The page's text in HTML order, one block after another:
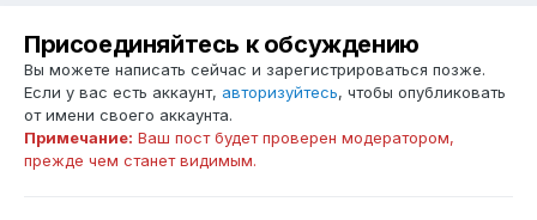
Присоединяйтесь к обсуждению
Вы можете написать сейчас и зарегистрироваться позже.
Если у вас есть аккаунт, авторизуйтесь, чтобы опубликовать
от имени своего аккаунта.
Примечание: Ваш пост будет проверен модератором,
прежде чем станет видимым.